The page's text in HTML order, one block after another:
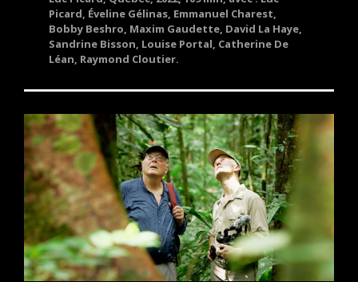
Picard, Éveline Gélinas, Emmanuel Charest,
Bobby Beshro, Maxim Gaudette, David La Haye,
Sandrine Bisson, Louise Portal, Catherine De
Léan, Raymond Cloutier.